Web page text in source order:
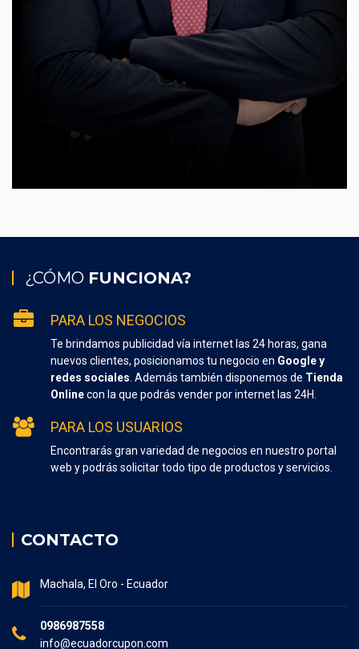
¿CÓMO FUNCIONA?
PARA LOS NEGOCIOS
Te brindamos publicidad vía internet las 24 horas, gana
nuevos clientes, posicionamos tu negocio en Google y
redes sociales . Además también disponemos de Tienda
Onlinecon la que podrás vender por internet las 24H.
PARA LOS USUARIOS
Encontrarás gran variedad de negocios en nuestro portal
web y podrás solicitar todo tipo de productos y servicios.
CONTACTO
Machala, El Oro - Ecuador
0986987558
info@ecuadorcupon.com